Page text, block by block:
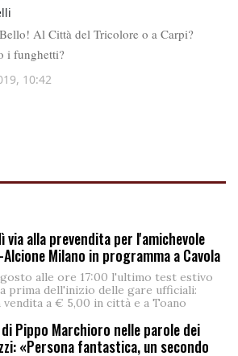
via alla prevendita per l'amichevole
Milano in programma a Cavola
alle ore 17:00 l'ultimo test estivo
prima dell'inizio delle gare ufficiali:
a € 5,00 in città e a Toano
Pippo Marchioro nelle parole dei
«Persona fantastica, un secondo